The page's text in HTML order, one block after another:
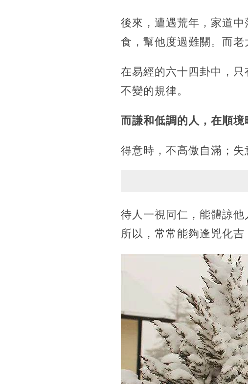
後來，遭遇荒年，家道
食，幫他度過難關。而老
在易經的六十四卦中，
不變的規律。
而謙和低調的人，在順境
得意時，不高傲自滿；失
待人一視同仁，能體諒他
所以，常常能夠逢兇化吉